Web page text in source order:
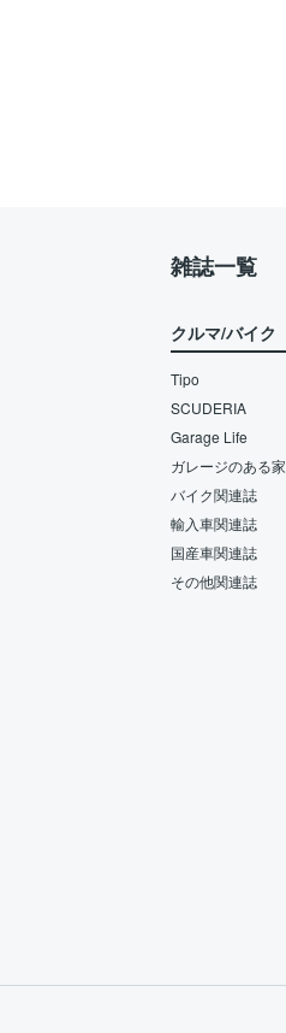
雑誌一覧
クルマ/バイク
Tipo
SCUDERIA
Garage Life
ガレージのある家
バイク関連誌
輸入車関連誌
国産車関連誌
その他関連誌